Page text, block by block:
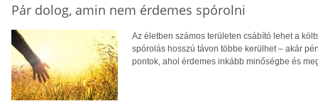
Pár dolog, amin nem érdemes spórolni
Az életben számos területen csábító lehet a
spórolás hosszú távon többe kerülhet – akár
pontok, ahol érdemes inkább minőségbe és